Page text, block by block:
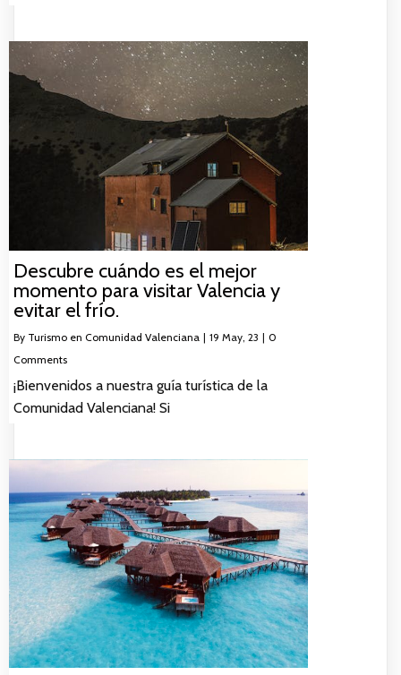
Descubre cuándo es el mejor
momento para visitar Valencia y
evitar el frío.
By Turismo en Comunidad Valenciana | 19 May, 23 | 0
Comments
¡Bienvenidos a nuestra guía turística de la
Comunidad Valenciana! Si